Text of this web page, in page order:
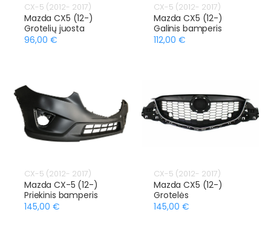
CX-5 (2012- 2017)
Mazda CX5 (12-)
Grotelių juosta
96,00 €
CX-5 (2012- 2017)
Mazda CX5 (12-)
Galinis bamperis
112,00 €
CX-5 (2012- 2017)
Mazda CX-5 (12-)
Priekinis bamperis
145,00 €
CX-5 (2012- 2017)
Mazda CX5 (12-)
Grotelės
145,00 €